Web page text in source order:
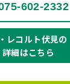
602-2332
レコルト伏見の
詳細はこちら